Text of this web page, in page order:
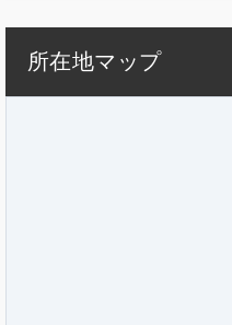
所在地マップ